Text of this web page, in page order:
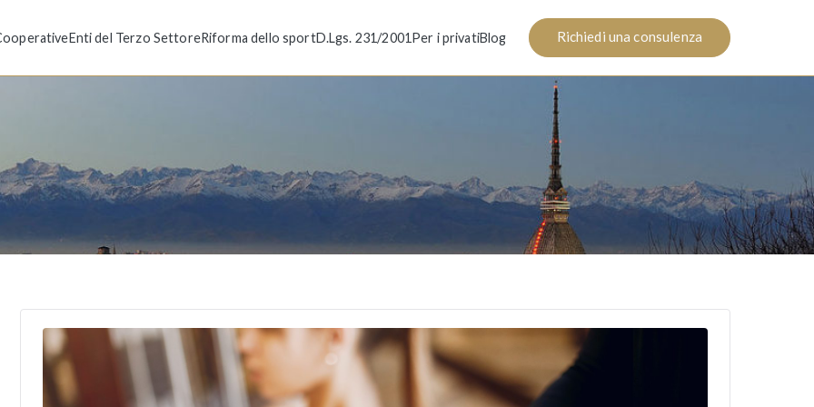
e Soietà Sportive a Torino
Enti del Terzo SettoreRiforma dello sportD.Lgs. 231/2001Per i privatiBlog Richiedi una consulenza